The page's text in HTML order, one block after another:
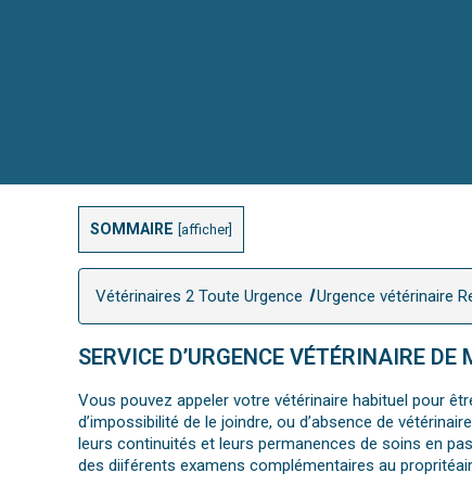
SOMMAIRE afficher
Vétérinaires 2 Toute Urgence Urgence vétérinaire
SERVICE D’URGENCE VÉTÉRINAIRE
Vous pouvez appeler votre vétérinaire habituel pour
d’impossibilité de le joindre, ou d’absence de
leurs continuités et leurs permanences de soins en
des diiférents examens complémentaires au